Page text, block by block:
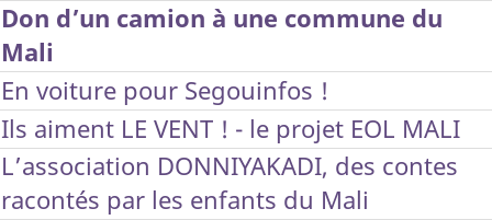
Don d’un camion à une commune du
Mali
En voiture pour Segouinfos !
Ils aiment LE VENT ! - le projet EOL MALI
L’association DONNIYAKADI, des contes
racontés par les enfants du Mali